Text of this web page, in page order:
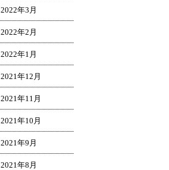
2022年3月
2022年2月
2022年1月
2021年12月
2021年11月
2021年10月
2021年9月
2021年8月